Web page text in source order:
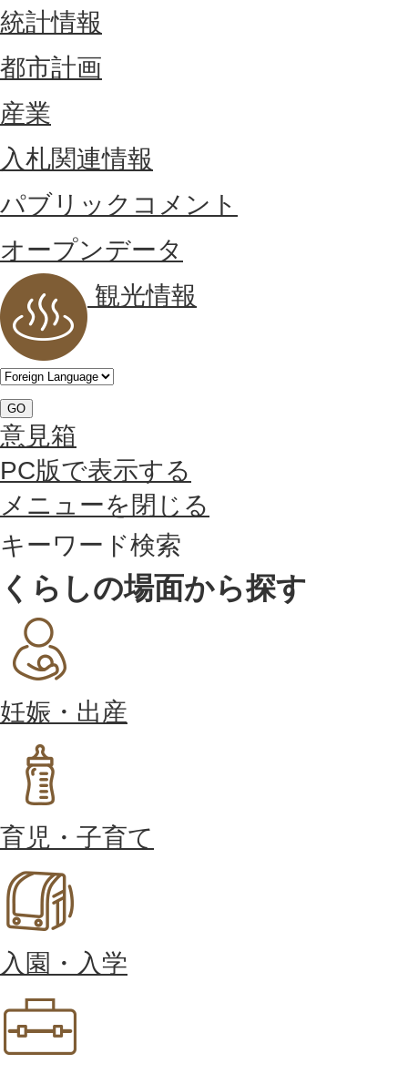
統計情報
都市計画
産業
入札関連情報
パブリックコメント
オープンデータ
観光情報
GO
意見箱
PC版で表示する
メニューを閉じる
キーワード検索
くらしの場面から探す
妊娠・出産
育児・子育て
入園・入学